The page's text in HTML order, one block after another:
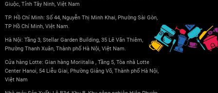
Giuộc, Tỉnh Tây Ninh, Việt Nam
TP. Hồ Chí Minh: Số 44, Nguyễn Thị Minh Khai, Phường Sài Gòn,
TP Hồ Chí Minh, Việt Nam.
Hà Nội: Tầng 3, Stellar Garden Building, 35 Lê Văn Thiêm,
Phường Thanh Xuân, Thành phố Hà Nội, Việt Nam.
Cửa hàng Lotte: Gian hàng Moriitalia , Tầng 5, Tòa nhà Lotte
Center Hanoi, 54 Liễu Giai, Phường Giảng Võ, Thành phố Hà Nội,
Việt Nam